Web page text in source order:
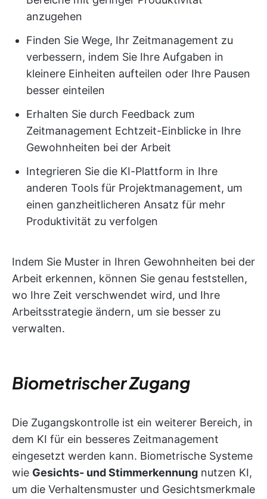
anzugehen
Finden Sie Wege, Ihr Zeitmanagement zu
verbessern, indem Sie Ihre Aufgaben in
kleinere Einheiten aufteilen oder Ihre Pausen
besser einteilen
Erhalten Sie durch Feedback zum
Zeitmanagement Echtzeit-Einblicke in Ihre
Gewohnheiten bei der Arbeit
Integrieren Sie die KI-Plattform in Ihre
anderen Tools für Projektmanagement, um
einen ganzheitlicheren Ansatz für mehr
Produktivität zu verfolgen
Indem Sie Muster in Ihren Gewohnheiten bei der
Arbeit erkennen, können Sie genau feststellen,
wo Ihre Zeit verschwendet wird, und Ihre
Arbeitsstrategie ändern, um sie besser zu
verwalten.
Biometrischer Zugang
Die Zugangskontrolle ist ein weiterer Bereich, in
dem KI für ein besseres Zeitmanagement
eingesetzt werden kann. Biometrische Systeme
wie Gesichts- und Stimmerkennung nutzen KI,
um die Verhaltensmuster und Gesichtsmerkmale